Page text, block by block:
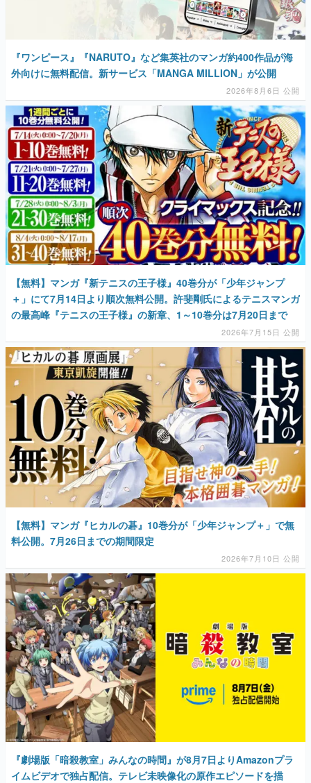
ゲームが変えた日本語
の起源や用法の変遷を、コンピューター文化史研究家・タ
イニーP氏が徹底調査。
カテゴリ
特集記事
マンガ
女性向け
アプリレビュー
その他
電ファミニコゲーマーとは？
運営：株式会社マレ
『ワンピース』『NARUTO』など集英社のマンガ約400作品が海
外向けに無料配信。新サービス「MANGA MILLION」が公開
2026年8月6日 公開
【無料】マンガ『新テニスの王子様』40巻分が「少年ジャンプ
＋」にて7月14日より順次無料公開。許斐剛氏によるテニスマンガ
の最高峰『テニスの王子様』の新章、1～10巻分は7月20日まで
2026年7月15日 公開
【無料】マンガ『ヒカルの碁』10巻分が「少年ジャンプ＋」で無
料公開。7月26日までの期間限定
2026年7月10日 公開
『劇場版「暗殺教室」みんなの時間』が8月7日よりAmazonプラ
イムビデオで独占配信。テレビ未映像化の原作エピソードを描